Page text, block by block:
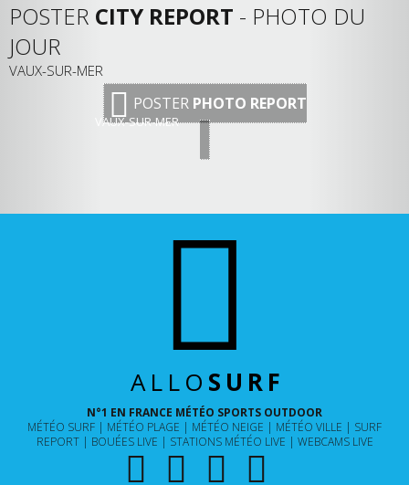
POSTER CITY REPORT - PHOTO DU
JOUR
VAUX-SUR-MER
POSTER PHOTO REPORT
VAUX-SUR-MER
ALLO SURF
N°1 EN FRANCE MÉTÉO SPORTS OUTDOOR
MÉTÉO SURF
MÉTÉO PLAGE MÉTÉO NEIGE MÉTÉO VILLE
SURF
REPORT
BOUÉES LIVE STATIONS MÉTÉO LIVE WEBCAMS LIVE